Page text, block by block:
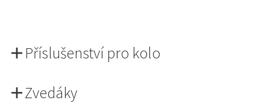
Příslušenství pro kolo
Zvedáky